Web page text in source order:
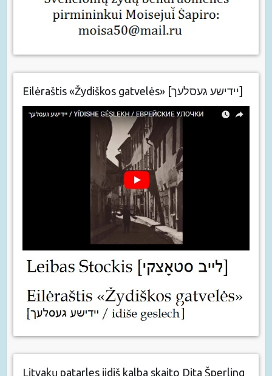
Eilėraštis «Žydiškos gatvelės» [יידישע געסלעך]
Litvakų patarles jidiš kalba skaito Dita Šperling